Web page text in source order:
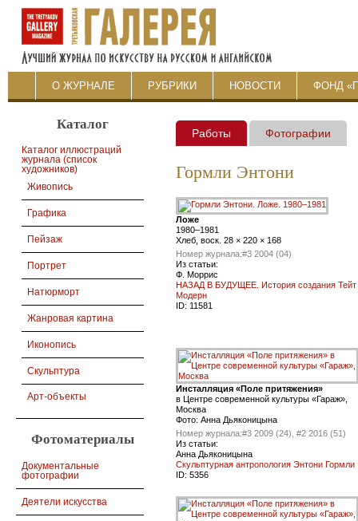
О ЖУРНАЛЕ РУБРИКИ НОВОСТИ ФОНД
Каталог
Каталог иллюстраций
журнала (список
художников)
Живопись
Графика
Пейзаж
Портрет
Натюрморт
Жанровая картина
Иконопись
Скульптура
Арт-объекты
Фотоматериалы
Документальные
фотографии
Деятели искусства
Работы Фотографии
Гормли Энтони
Ложе
1980–1981
Хлеб, воск. 28 × 220 × 168
Номер журнала:#3 2004 (04)
Из статьи:
Ф. Моррис
НАЗАД В БУДУЩЕЕ. История создания Тейт
Модерн
ID: 11581
Инсталляция «Поле притяжения»
в Центре современной культуры «Гараж»,
Москва
Фото: Анна Дьяконицына
Номер журнала:#3 2009 (24), #2 2016 (51)
Из статьи:
Анна Дьяконицына
Скульптурная антропология Энтони Гормли
ID: 5356